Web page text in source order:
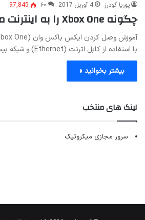
پوریا گودرز 4 آوریل 2017 ۶۰ 97,845
چگونه Xbox One را به اینترنت متصل کنیم؟
با استفاده از کابل اترنت (Ethernet) و شبکه بیسیم…
بیشتر بخوانید »
لینک های منتخب
سرور مجازی میکروتیک